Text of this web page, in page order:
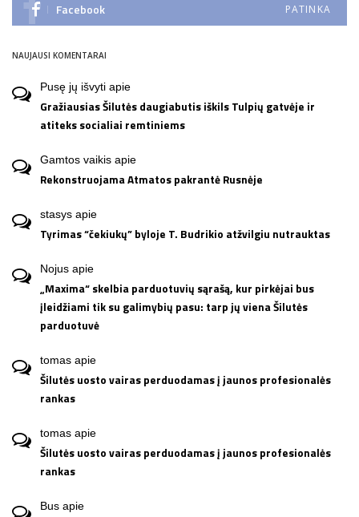
Facebook PATINKA
NAUJAUSI KOMENTARAI
Pusę jų išvyti apie
Gražiausias Šilutės daugiabutis iškils Tulpių gatvėje ir
atiteks socialiai remtiniems
Gamtos vaikis apie
Rekonstruojama Atmatos pakrantė Rusnėje
stasys apie
Tyrimas “čekiukų” byloje T. Budrikio atžvilgiu nutrauktas
Nojus apie
„Maxima“ skelbia parduotuvių sąrašą, kur pirkėjai bus
įleidžiami tik su galimybių pasu: tarp jų viena Šilutės
parduotuvė
tomas apie
Šilutės uosto vairas perduodamas į jaunos profesionalės
rankas
tomas apie
Šilutės uosto vairas perduodamas į jaunos profesionalės
rankas
Bus apie